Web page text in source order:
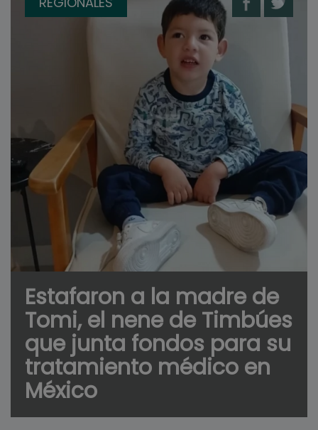
Estafaron a la madre de
Tomi, el nene de Timbúes
que junta fondos para su
tratamiento médico en
México